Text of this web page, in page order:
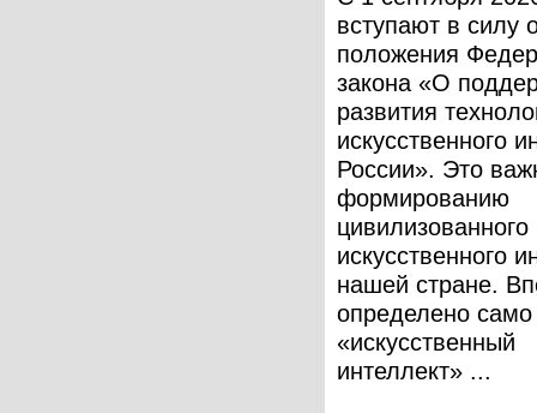
вступают в силу
положения
закона «О
развития
искусственного
России». Это
формированию
искусственного
нашей стране.
определено само
«искусственный
интеллект» ...